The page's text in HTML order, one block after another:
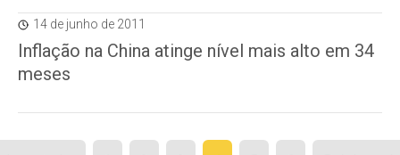
14 de junho de 2011
Inflação na China atinge nível mais alto em 34
meses